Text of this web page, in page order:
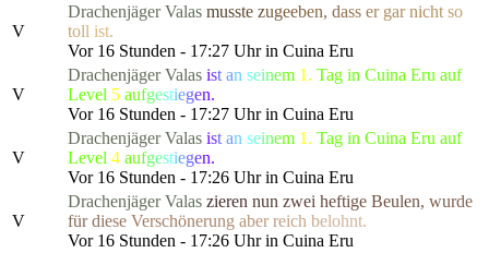
V
Drachenjäger Valas musste zugeeben, dass er gar nicht so
toll ist.
Vor 16 Stunden - 17:27 Uhr in Cuina Eru
V
Drachenjäger Valas ist an seinem 1. Tag in Cuina Eru auf
Level 5 aufgestiegen.
Vor 16 Stunden - 17:27 Uhr in Cuina Eru
V
Drachenjäger Valas ist an seinem 1. Tag in Cuina Eru auf
Level 4 aufgestiegen.
Vor 16 Stunden - 17:26 Uhr in Cuina Eru
V
Drachenjäger Valas zieren nun zwei heftige Beulen, wurde
für diese Verschönerung aber reich belohnt.
Vor 16 Stunden - 17:26 Uhr in Cuina Eru